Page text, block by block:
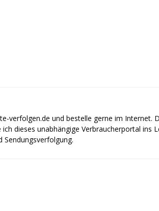
verfolgen.de und bestelle gerne im Internet.
dieses unabhängige Verbraucherportal ins
Sendungsverfolgung.